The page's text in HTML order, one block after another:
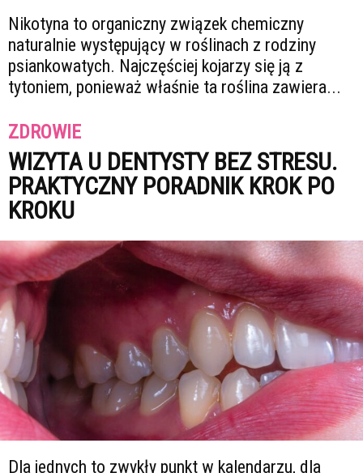
Nikotyna to organiczny związek chemiczny
naturalnie występujący w roślinach z rodziny
psiankowatych. Najczęściej kojarzy się ją z
tytoniem, ponieważ właśnie ta roślina zawiera...
ZDROWIE
WIZYTA U DENTYSTY BEZ STRESU.
PRAKTYCZNY PORADNIK KROK PO
KROKU
Dla jednych to zwykły punkt w kalendarzu, dla